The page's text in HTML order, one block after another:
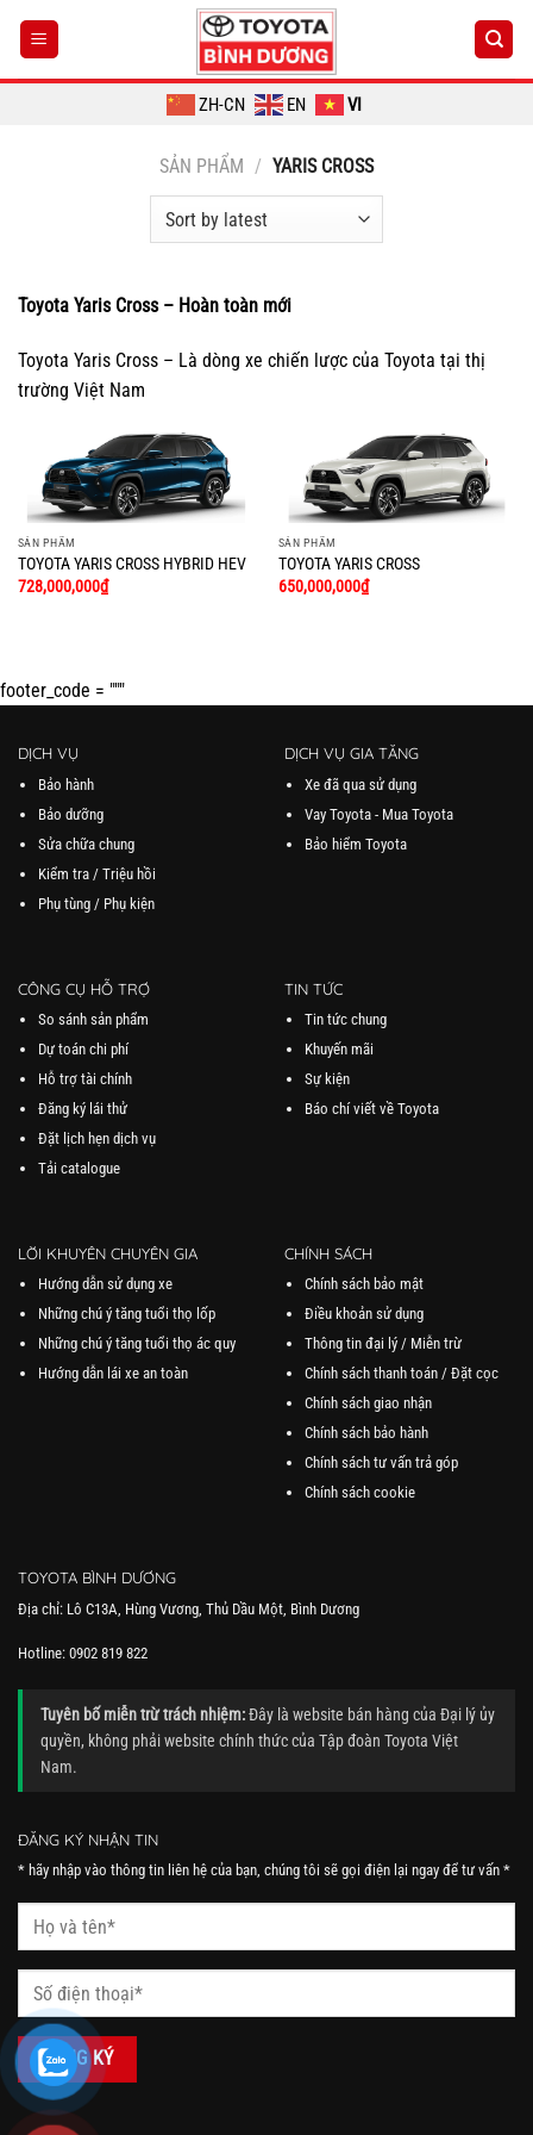
nội
ZH-CN EN VI
SẢN PHẨM / YARIS CROSS
Toyota Yaris Cross – Hoàn toàn mới
Toyota Yaris Cross – Là dòng xe chiến lược của Toyota tại thị
trường Việt Nam
SẢN PHẨM
TOYOTA YARIS CROSS HYBRID HEV
728,000,000₫
SẢN PHẨM
TOYOTA YARIS CROSS
650,000,000₫
footer_code = """
DỊCH VỤ
Bảo hành
Bảo dưỡng
Sửa chữa chung
Kiểm tra / Triệu hồi
Phụ tùng / Phụ kiện
DỊCH VỤ GIA TĂNG
Xe đã qua sử dụng
Vay Toyota - Mua Toyota
Bảo hiểm Toyota
CÔNG CỤ HỖ TRỢ
So sánh sản phẩm
Dự toán chi phí
Hỗ trợ tài chính
Đăng ký lái thử
Đặt lịch hẹn dịch vụ
Tải catalogue
TIN TỨC
Tin tức chung
Khuyến mãi
Sự kiện
Báo chí viết về Toyota
LỜI KHUYÊN CHUYÊN GIA
Hướng dẫn sử dụng xe
Những chú ý tăng tuổi thọ lốp
Những chú ý tăng tuổi thọ ác quy
Hướng dẫn lái xe an toàn
CHÍNH SÁCH
Chính sách bảo mật
Điều khoản sử dụng
Thông tin đại lý / Miễn trừ
Chính sách thanh toán / Đặt cọc
Chính sách giao nhận
Chính sách bảo hành
Chính sách tư vấn trả góp
Chính sách cookie
TOYOTA BÌNH DƯƠNG
Địa chỉ: Lô C13A, Hùng Vương, Thủ Dầu Một, Bình Dương
Hotline: 0902 819 822
Tuyên bố miễn trừ trách nhiệm:Đây là website bán hàng của Đại lý ủy
quyền, không phải website chính thức của Tập đoàn Toyota Việt
Nam.
ĐĂNG KÝ NHẬN TIN
* hãy nhập vào thông tin liên hệ của bạn, chúng tôi sẽ gọi điện lại ngay để tư vấn *